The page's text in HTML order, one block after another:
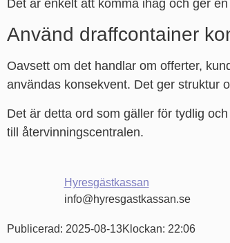
Det är enkelt att komma ihåg och ger
Använd draffcontainer
Oavsett om det handlar om offerter,
användas konsekvent. Det ger struktur
Det är detta ord som gäller för tydlig
till återvinningscentralen.
Hyresgästkassan
info@hyresgastkassan.se
Publicerad: 2025-08-13Klockan: 22:06